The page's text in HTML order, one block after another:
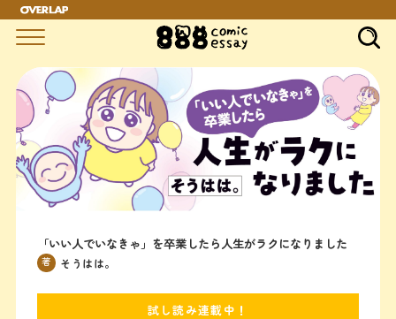
「いい人でいなきゃ」を卒業したら人生がラクになりました
著 そうはは。
試し読み連載中！